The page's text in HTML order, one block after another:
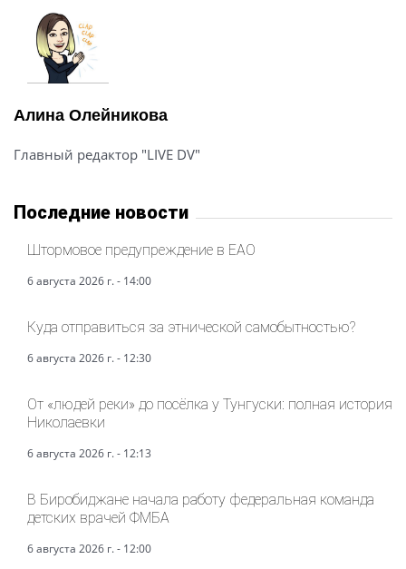
Алина Олейникова
Главный редактор "LIVE DV"
Последние новости
Штормовое предупреждение в ЕАО
6 августа 2026 г. - 14:00
Куда отправиться за этнической самобытностью?
6 августа 2026 г. - 12:30
От «людей реки» до посёлка у Тунгуски: полная история
Николаевки
6 августа 2026 г. - 12:13
В Биробиджане начала работу федеральная команда
детских врачей ФМБА
6 августа 2026 г. - 12:00